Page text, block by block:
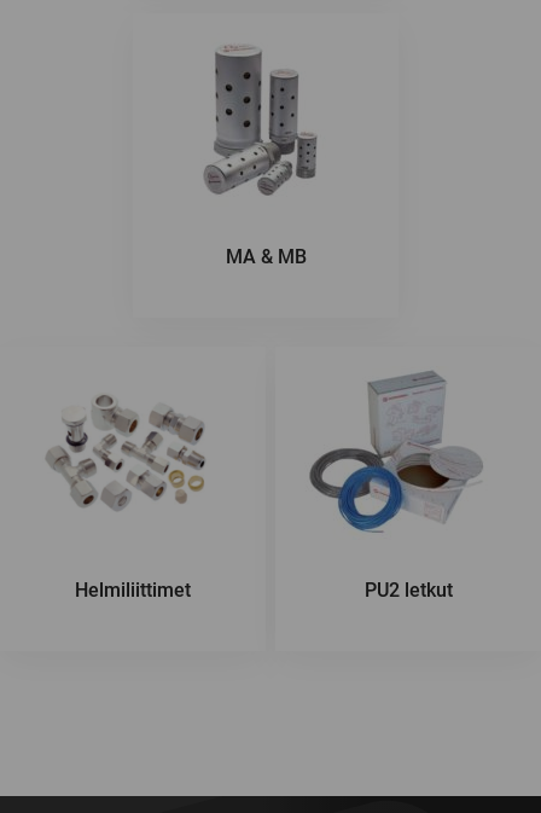
MA & MB
Helmiliittimet PU2 letkut